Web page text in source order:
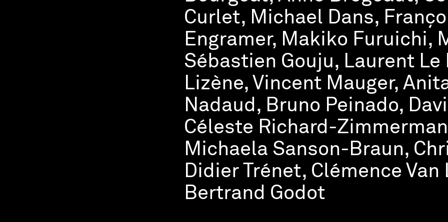
Curlet, Michael Dans,
Engramer, Makiko Furuichi,
Sébastien Gouju, Laurent
Lizène, Vincent Mauger,
Nadaud, Bruno Peinado,
Céleste Richard-
Michaela Sanson-Braun,
Didier Trénet, Clémence
Bertrand Godot